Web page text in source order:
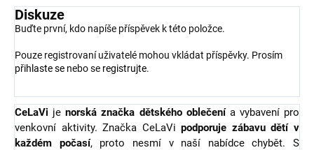
Diskuze
Buďte první, kdo napíše příspěvek k této položce.
Pouze registrovaní uživatelé mohou vkládat příspěvky. Prosím
přihlaste se nebo se registrujte.
CeLaVi jenorská značka dětského oblečenía vybavení pro
venkovní aktivity. Značka CeLaVipodporuje zábavu dětí v
každém počasí, proto nesmí v naší nabídce chybět. S